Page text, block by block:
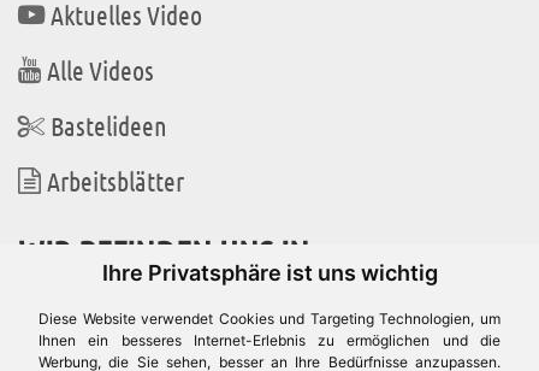
Ihre Privatsphäre ist uns wichtig
Diese Website verwendet Cookies und Targeting Technologien, um
Ihnen ein besseres Internet-Erlebnis zu ermöglichen und die
Werbung, die Sie sehen, besser an Ihre Bedürfnisse anzupassen.
Aktuelles Video
Alle Videos
Bastelideen
Arbeitsblätter
WIR BEFINDEN UNS IN